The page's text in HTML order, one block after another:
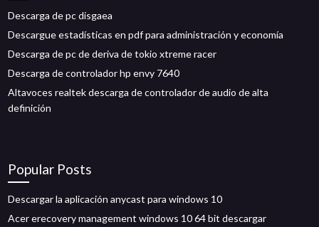
Descarga de pc disgaea
Descargue estadísticas en pdf para administración y economía
Descarga de pc de deriva de tokio xtreme racer
Descarga de controlador hp envy 7640
Altavoces realtek descarga de controlador de audio de alta
definición
Popular Posts
Descargar la aplicación anycast para windows 10
Acer erecovery management windows 10 64 bit descargar